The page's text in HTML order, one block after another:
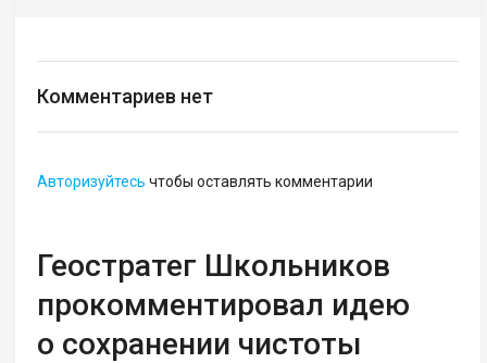
Комментариев нет
Авторизуйтесь чтобы оставлять комментарии
Геостратег Школьников
прокомментировал идею
о сохранении чистоты